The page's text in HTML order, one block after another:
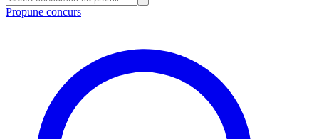
Propune concurs